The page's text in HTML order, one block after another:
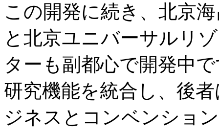
この開発に続き、北京
と北京ユニバーサルリ
ターも副都心で開発中
研究機能を統合し、後
ジネスとコンベンショ